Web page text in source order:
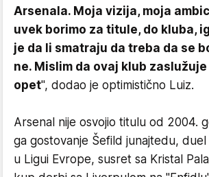
Arsenala. Moja vizija, moja
uvek borimo za titule, do kluba,
je da li smatraju da treba da se
ne. Mislim da ovaj klub
opet", dodao je optimistično Luiz.
Arsenal nije osvojio titulu od 2004.
ga gostovanje Šefild junajtedu, duel
u Ligui Evrope, susret sa Kristal